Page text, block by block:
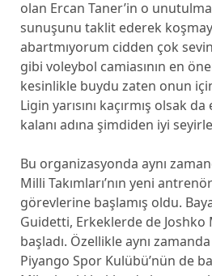
olan Ercan Taner’in o
sunuşunu taklit ederek
abartmıyorum cidden çok
gibi voleybol camiasının en
kesinlikle buydu zaten onun
Ligin yarısını kaçırmış olsak
kalanı adına şimdiden iyi
Bu organizasyonda aynı
Milli Takımları’nın yeni
görevlerine başlamış oldu.
Guidetti, Erkeklerde de
başladı. Özellikle aynı
Piyango Spor Kulübü’nün de